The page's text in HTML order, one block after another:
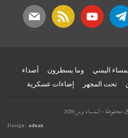
youtube
rss
mail
اليمني وما يسطرون
أصداء
تحت المجهر إضاءات عسكرية
- المساء برس 2026
Design: adnan